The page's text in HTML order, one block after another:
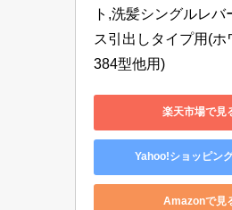
ト,洗髪シングルレバ
ス引出しタイプ用(ホ
384型他用)
楽天市場で見
Yahoo!ショッピン
Amazonで見